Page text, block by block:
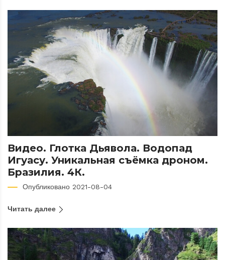
Видео. Глотка Дьявола. Водопад
Игуасу. Уникальная съёмка дроном.
Бразилия. 4К.
Опубликовано 2021-08-04
Читать далее